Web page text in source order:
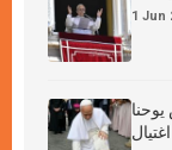
1 Jun
يوحنا